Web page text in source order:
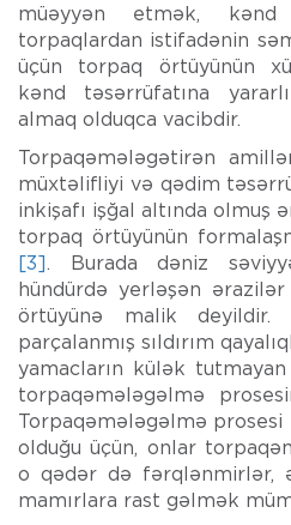
müəyyən etmək, kənd
torpaqlardan istifadənin
üçün torpaq örtüyünün
kənd təsərrüfatına
almaq olduqca vacibdir.
Torpaqəmələgətirən
müxtəlifliyi və qədim
inkişafı işğal altında olmuş
torpaq örtüyünün
[3]. Burada dəniz
hündürdə yerləşən
örtüyünə malik deyildir.
parçalanmış sıldırım
yamacların külək
torpaqəmələgəlmə
Torpaqəmələgəlmə prosesi
olduğu üçün, onlar
o qədər də fərqlənmirlər,
mamırlara rast gəlmək